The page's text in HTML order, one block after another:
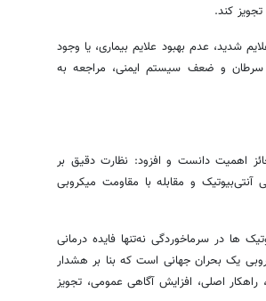
کند.
شدید، عدم بهبود علایم بیماری، یا وجود
سرطان و ضعف سیستم ایمنی، مراجعه به
اهمیت دانست و افزود: نظارت دقیق بر
آنتی‌بیوتیک و مقابله با مقاومت میکروبی
ها در سرماخوردگی نه‌تنها فایده درمانی
یک بحران جهانی است که بنا بر هشدار
اصلی، افزایش آگاهی عمومی، تجویز